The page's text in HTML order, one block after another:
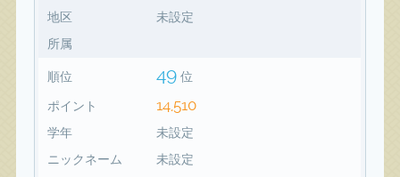
地区
未設定
所属
順位 49 位
ポイント 14,510
学年
未設定
ニックネーム
未設定